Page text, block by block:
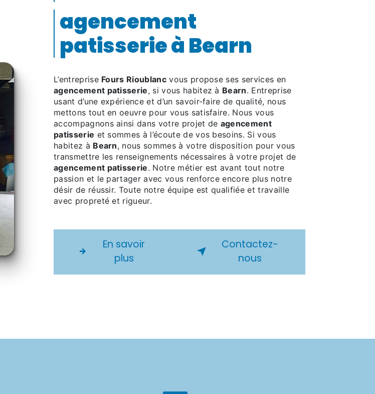
agencement
patisserie à Bearn
L’entreprise Fours Rioublancvous propose ses services en
agencement patisserie, si vous habitez à Bearn. Entreprise
usant d’une expérience et d’un savoir-faire de qualité, nous
mettons tout en oeuvre pour vous satisfaire. Nous vous
accompagnons ainsi dans votre projet de agencement
patisserie et sommes à l’écoute de vos besoins. Si vous
habitez à Bearn, nous sommes à votre disposition pour vous
transmettre les renseignements nécessaires à votre projet de
agencement patisserie. Notre métier est avant tout notre
passion et le partager avec vous renforce encore plus notre
désir de réussir. Toute notre équipe est qualifiée et travaille
avec propreté et rigueur.
En savoir
plus
Contactez-
nous